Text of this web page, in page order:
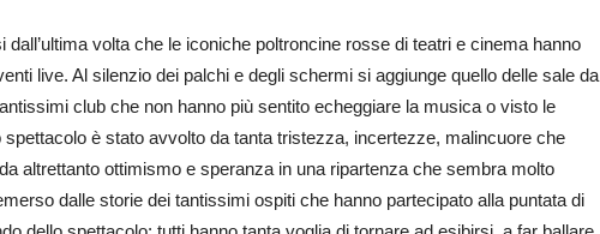
dall’ultima volta che le iconiche poltroncine rosse di teatri e cinema hanno
live. Al silenzio dei palchi e degli schermi si aggiunge quello delle sale da
club che non hanno più sentito echeggiare la musica o visto le
spettacolo è stato avvolto da tanta tristezza, incertezze, malincuore che
altrettanto ottimismo e speranza in una ripartenza che sembra molto
dalle storie dei tantissimi ospiti che hanno partecipato alla puntata di